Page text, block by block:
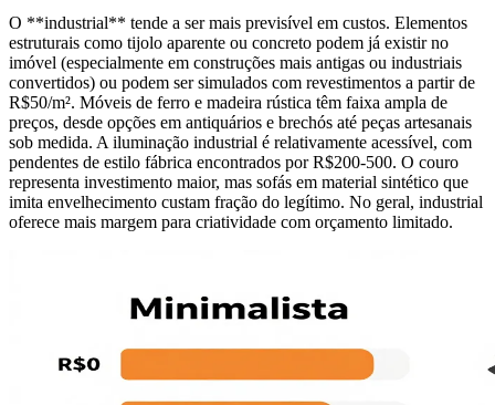
O **industrial** tende a ser mais previsível em custos. Elementos
estruturais como tijolo aparente ou concreto podem já existir no
imóvel (especialmente em construções mais antigas ou industriais
convertidos) ou podem ser simulados com revestimentos a partir de
R$50/m². Móveis de ferro e madeira rústica têm faixa ampla de
preços, desde opções em antiquários e brechós até peças artesanais
sob medida. A iluminação industrial é relativamente acessível, com
pendentes de estilo fábrica encontrados por R$200-500. O couro
representa investimento maior, mas sofás em material sintético que
imita envelhecimento custam fração do legítimo. No geral, industrial
oferece mais margem para criatividade com orçamento limitado.